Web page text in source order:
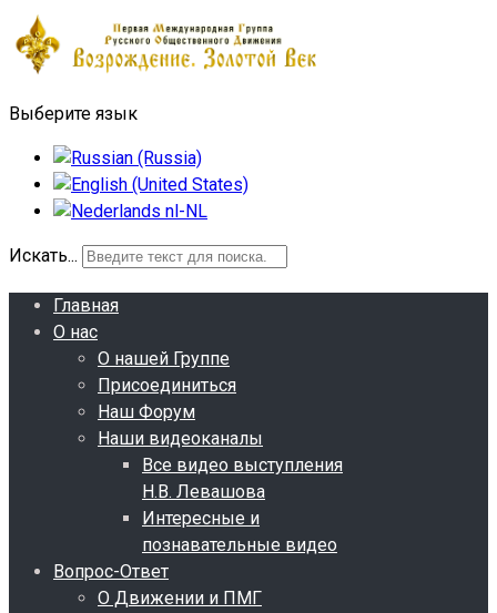
Выберите язык
Искать...
Главная
О нас
О нашей Группе
Присоединиться
Наш Форум
Наши видеоканалы
Все видео выступления
Н.В. Левашова
Интересные и
познавательные видео
Вопрос-Ответ
О Движении и ПМГ